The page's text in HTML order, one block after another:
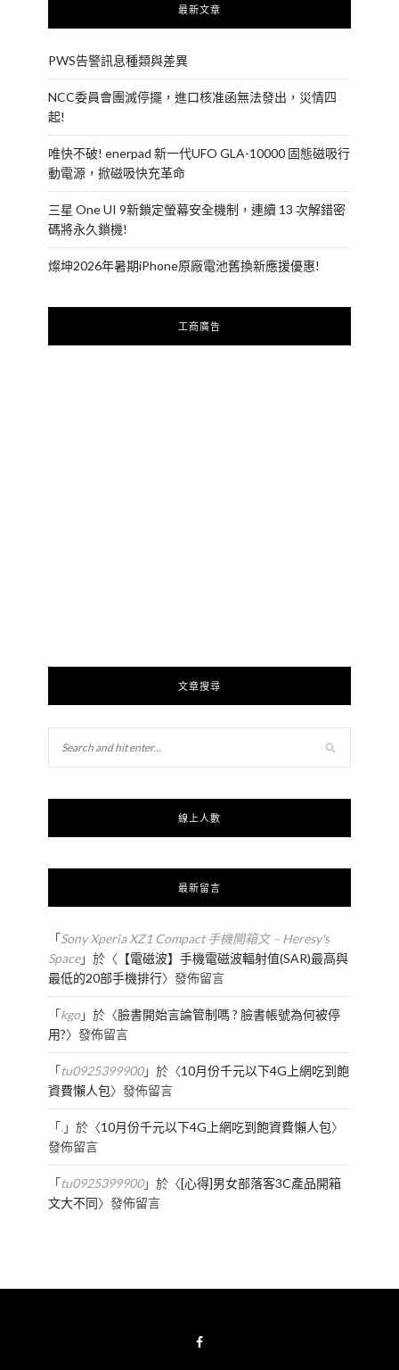
最新文章
PWS告警訊息種類與差異
NCC委員會團滅停擺，進口核准函無法發出，災情四
起!
唯快不破! enerpad 新一代UFO GLA-10000 固態磁吸行
動電源，掀磁吸快充革命
三星 One UI 9新鎖定螢幕安全機制，連續 13 次解錯密
碼將永久鎖機!
燦坤2026年暑期iPhone原廠電池舊換新應援優惠!
工商廣告
文章搜尋
線上人數
最新留言
「Sony Xperia XZ1 Compact 手機開箱文 – Heresy's
Space」於〈 【電磁波】手機電磁波輻射值(SAR)最高與
最低的20部手機排行〉發佈留言
「kgo」於〈臉書開始言論管制嗎 ? 臉書帳號為何被停
用?〉發佈留言
「tu0925399900」於〈10月份千元以下4G上網吃到飽
資費懶人包〉發佈留言
「.」於〈10月份千元以下4G上網吃到飽資費懶人包〉
發佈留言
「tu0925399900」於〈[心得]男女部落客3C產品開箱
文大不同〉發佈留言